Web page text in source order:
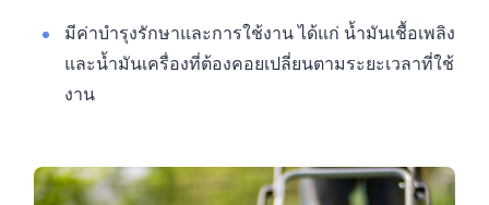
มีค่าบำรุงรักษาและการใช้งาน ได้แก่ น้ำมันเชื้อเพลิง
และน้ำมันเครื่องที่ต้องคอยเปลี่ยนตามระยะเวลาที่ใช้
งาน